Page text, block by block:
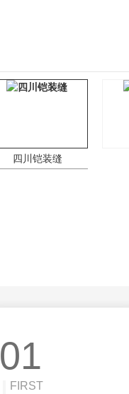
四川铠装缝
01
FIRST